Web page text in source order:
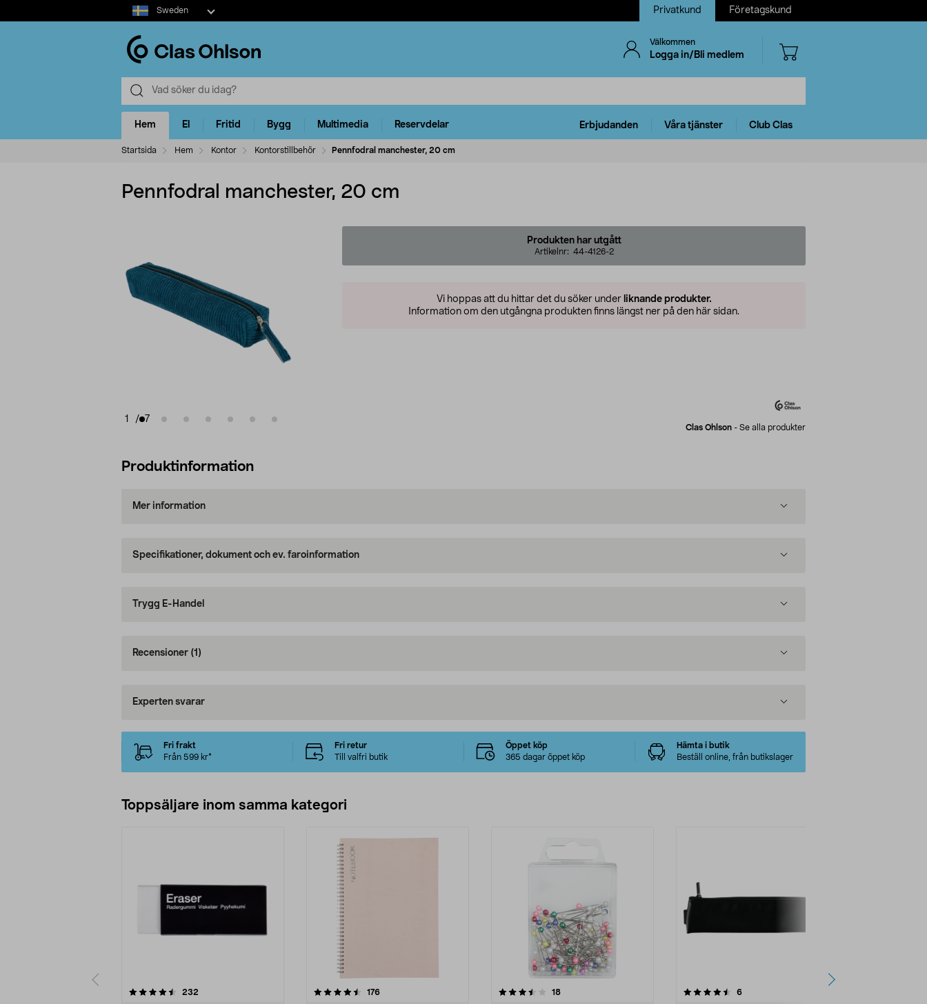
Select
market
Sweden Privatkund Företagskund
Välkommen
Logga in/Bli medlem
Hem El Fritid Bygg Multimedia Reservdelar Erbjudanden Våra tjänster Club Clas
Startsida Hem Kontor Kontorstillbehör Pennfodral manchester, 20 cm
Pennfodral manchester, 20 cm
1 / 7
Produkten har utgått
Artikelnr: 44-4126-2
Vi hoppas att du hittar det du söker under liknande produkter.
Information om den utgångna produkten finns längst ner på den här sidan.
Clas Ohlson - Se alla produkter
Produktinformation
Mer information
Specifikationer, dokument och ev. faroinformation
Trygg E-Handel
Recensioner (1)
Experten svarar
Fri frakt
Från 599 kr*
Fri retur
Till valfri butik
Öppet köp
365 dagar öppet köp
Hämta i butik
Beställ online, från butikslager
Toppsäljare inom samma kategori
232
4.5 av 5 stjärnor 176recensioner
3.5 av 5 stjärnor 18recensioner
4.5 av 5 stjärnor 6recensioner
4.5 av 5 stjärnor